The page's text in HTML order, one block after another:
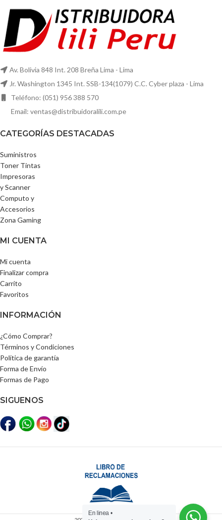
Av. Bolivia 848 Int. 208 Breña Lima - Lima
Jr. Washington 1345 Int. SSB-134(1079) C.C. Cyber plaza - Lima
Teléfono: (051) 956 388 570
Email: ventas@distribuidoralili.com.pe
CATEGORÍAS DESTACADAS
Suministros
Toner Tintas
Impresoras
y Scanner
Computo y
Accesorios
Zona Gaming
MI CUENTA
Mi cuenta
Finalizar compra
Carrito
Favoritos
INFORMACIÓN
¿Cómo Comprar?
Términos y Condiciones
Política de garantía
Forma de Envío
Formas de Pago
SIGUENOS
En linea •